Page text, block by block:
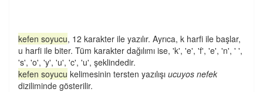
kefen soyucu, 12 karakter ile yazılır. Ayrıca, k harfi ile başlar,
u harfi ile biter. Tüm karakter dağılımı ise, 'k', 'e', 'f', 'e', 'n', ' ',
's', 'o', 'y', 'u', 'c', 'u', şeklindedir.
kefen soyucu kelimesinin tersten yazılışı ucuyos nefek
diziliminde gösterilir.